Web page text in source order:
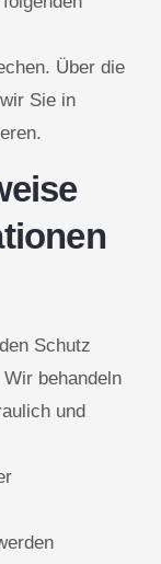
Über die
Sie in
Schutz
behandeln
und